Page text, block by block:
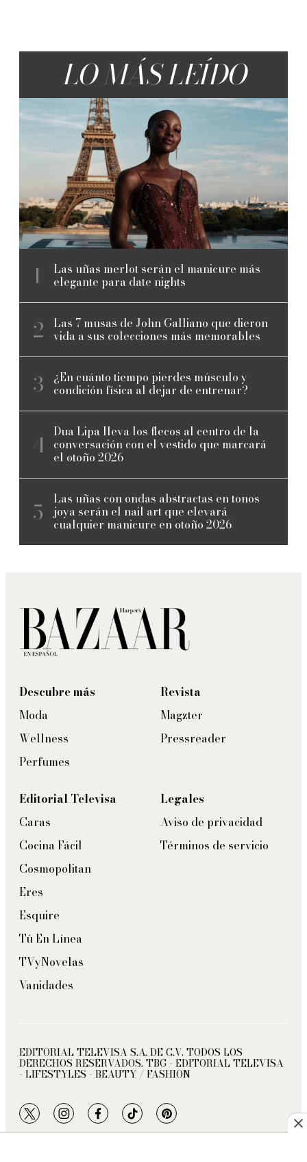
LO MÁS LEÍDO
Las uñas merlot serán el manicure más
elegante para date nights
Las 7 musas de John Galliano que dieron
vida a sus colecciones más memorables
¿En cuánto tiempo pierdes músculo y
condición física al dejar de entrenar?
Dua Lipa lleva los flecos al centro de la
conversación con el vestido que marcará
el otoño 2026
Las uñas con ondas abstractas en tonos
joya serán el nail art que elevará
cualquier manicure en otoño 2026
Descubre más
Moda
Wellness
Perfumes
Revista
Magzter
Pressreader
Editorial Televisa
Caras
Cocina Fácil
Cosmopolitan
Eres
Esquire
Tú En Línea
TVyNovelas
Vanidades
Legales
Aviso de privacidad
Términos de servicio
EDITORIAL TELEVISA S.A. DE C.V. TODOS LOS
DERECHOS RESERVADOS. TBG - EDITORIAL TELEVISA
- LIFESTYLES - BEAUTY / FASHION
twitterinstagramfacebooktiktokpinterest